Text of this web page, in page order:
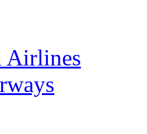
Airlines